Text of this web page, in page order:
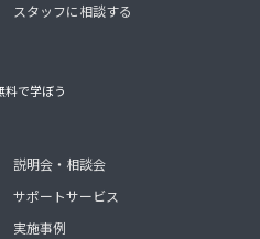
スタッフに相談する
料で学ぼう
説明会・相談会
サポートサービス
実施事例